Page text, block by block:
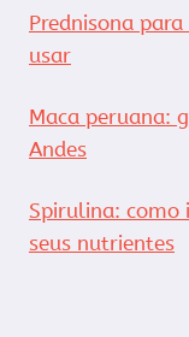
Prednisona
usar
Maca peruana:
Andes
Spirulina: como
seus nutrientes